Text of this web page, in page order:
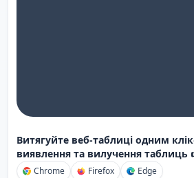
Витягуйте веб-таблиці одним
виявлення та вилучення таблиць
Chrome Firefox Edge